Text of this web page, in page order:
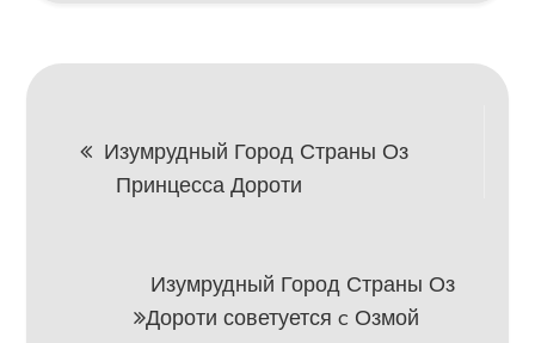
Навигация
записям
Изумрудный Город Страны Оз
Принцесса Дороти
Изумрудный Город Страны Оз
Дороти советуется c Озмой